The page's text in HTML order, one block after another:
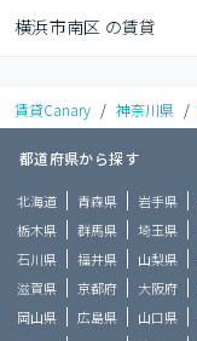
横浜市南区 の賃貸
賃貸Canary / 神奈川県 /
都道府県から探す
北海道 青森県 岩手県
栃木県
群馬県 埼玉県
石川県
福井県 山梨県
滋賀県
京都府 大阪府
岡山県
広島県 山口県